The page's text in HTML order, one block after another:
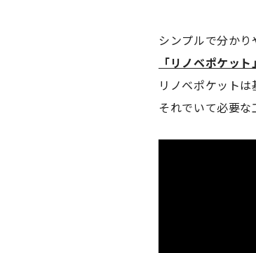
シンプルで分か
「リノベポケッ
リノベポケット
それでいて必要な